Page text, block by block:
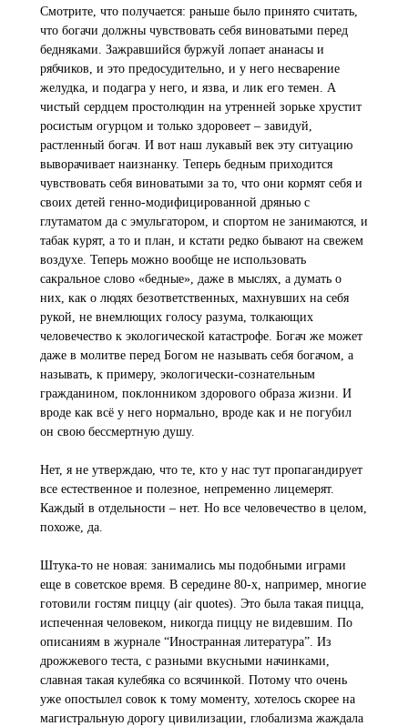
Смотрите, что получается: раньше было принято считать,
что богачи должны чувствовать себя виноватыми перед
бедняками. Зажравшийся буржуй лопает ананасы и
рябчиков, и это предосудительно, и у него несварение
желудка, и подагра у него, и язва, и лик его темен. А
чистый сердцем простолюдин на утренней зорьке хрустит
росистым огурцом и только здоровеет – завидуй,
растленный богач. И вот наш лукавый век эту ситуацию
выворачивает наизнанку. Теперь бедным приходится
чувствовать себя виноватыми за то, что они кормят себя и
своих детей генно-модифицированной дрянью с
глутаматом да с эмульгатором, и спортом не занимаются, и
табак курят, а то и план, и кстати редко бывают на свежем
воздухе. Теперь можно вообще не использовать
сакральное слово «бедные», даже в мыслях, а думать о
них, как о людях безответственных, махнувших на себя
рукой, не внемлющих голосу разума, толкающих
человечество к экологической катастрофе. Богач же может
даже в молитве перед Богом не называть себя богачом, а
называть, к примеру, экологически-сознательным
гражданином, поклонником здорового образа жизни. И
вроде как всё у него нормально, вроде как и не погубил
он свою бессмертную душу.
Нет, я не утверждаю, что те, кто у нас тут пропагандирует
все естественное и полезное, непременно лицемерят.
Каждый в отдельности – нет. Но все человечество в целом,
похоже, да.
Штука-то не новая: занимались мы подобными играми
еще в советское время. В середине 80-х, например, многие
готовили гостям пиццу (air quotes). Это была такая пицца,
испеченная человеком, никогда пиццу не видевшим. По
описаниям в журнале “Иностранная литература”. Из
дрожжевого теста, с разными вкусными начинками,
славная такая кулебяка со всячинкой. Потому что очень
уже опостылел совок к тому моменту, хотелось скорее на
магистральную дорогу цивилизации, глобализма жаждала